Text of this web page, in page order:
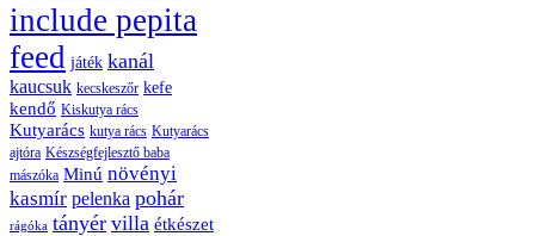
include pepita
feed játék kanál
kaucsuk kecskeszőr kefe
kendő Kiskutya rács
Kutyarács kutya rács Kutyarács
ajtóra Készségfejlesztő baba
mászóka Minú növényi
kasmír pelenka pohár
rágóka tányér villa étkészet